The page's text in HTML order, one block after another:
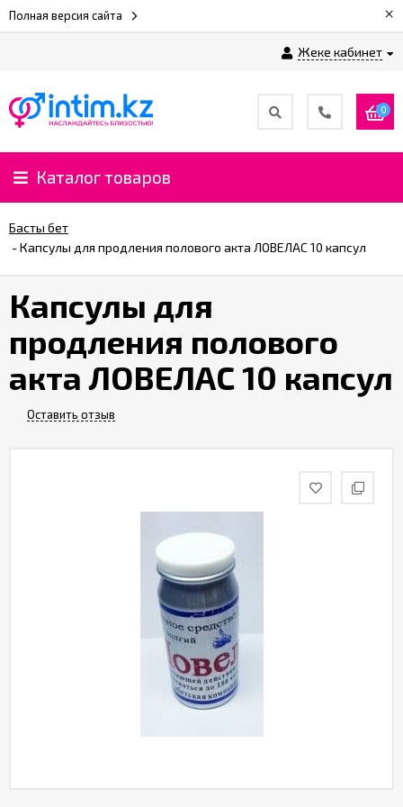
Полная версия сайта ×
Жеке кабинет
0
Каталог товаров
Басты бет
-Капсулы для продления полового акта ЛОВЕЛАС 10 капсул
Капсулы для
продления полового
акта ЛОВЕЛАС 10 капсул
Оставить отзыв